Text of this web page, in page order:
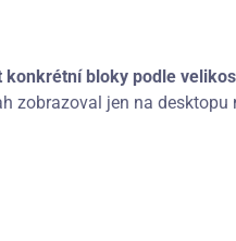
konkrétní bloky podle
zobrazoval jen na desktopu